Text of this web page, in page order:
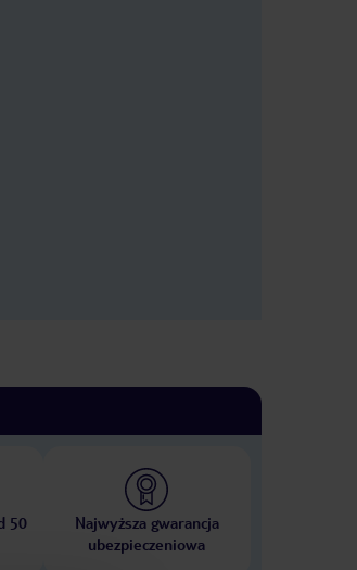
50
Najwyższa gwarancja
ubezpieczeniowa